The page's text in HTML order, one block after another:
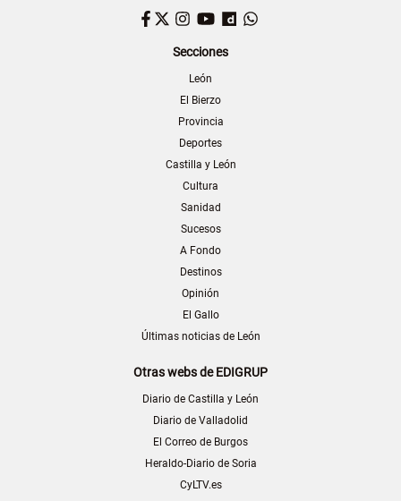
Facebook
TwitterInstagram
YouTubeDailymotion
Secciones
León
El Bierzo
Provincia
Deportes
Castilla y León
Cultura
Sanidad
Sucesos
A Fondo
Destinos
Opinión
El Gallo
Últimas noticias de León
Otras webs de EDIGRUP
Diario de Castilla y León
Diario de Valladolid
El Correo de Burgos
Heraldo-Diario de Soria
CyLTV.es